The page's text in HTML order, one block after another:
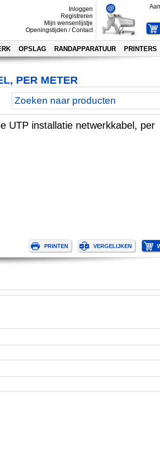
Inloggen
Registreren
Mijn wensenlijstje
Openingstijden / Contact
OPSLAG RANDAPPARATUUR PRINTERS
PER METER
UTP installatie netwerkkabel, per